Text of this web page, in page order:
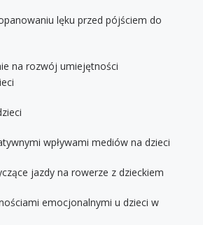
lęku przed pójściem do
na rozwój umiejętności
wpływami mediów na dzieci
jazdy na rowerze z dzieckiem
emocjonalnymi u dzieci w